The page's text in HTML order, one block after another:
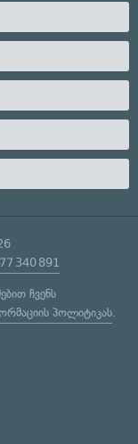
340 891
ჩვენს
პოლიტიკას.